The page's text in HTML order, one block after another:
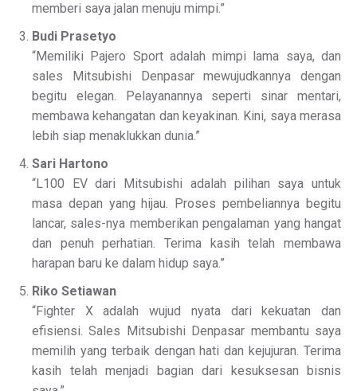
memberi saya jalan menuju mimpi.”
Budi Prasetyo
“Memiliki Pajero Sport adalah mimpi lama saya, dan
sales Mitsubishi Denpasar mewujudkannya dengan
begitu elegan. Pelayanannya seperti sinar mentari,
membawa kehangatan dan keyakinan. Kini, saya merasa
lebih siap menaklukkan dunia.”
Sari Hartono
“L100 EV dari Mitsubishi adalah pilihan saya untuk
masa depan yang hijau. Proses pembeliannya begitu
lancar, sales-nya memberikan pengalaman yang hangat
dan penuh perhatian. Terima kasih telah membawa
harapan baru ke dalam hidup saya.”
Riko Setiawan
“Fighter X adalah wujud nyata dari kekuatan dan
efisiensi. Sales Mitsubishi Denpasar membantu saya
memilih yang terbaik dengan hati dan kejujuran. Terima
kasih telah menjadi bagian dari kesuksesan bisnis